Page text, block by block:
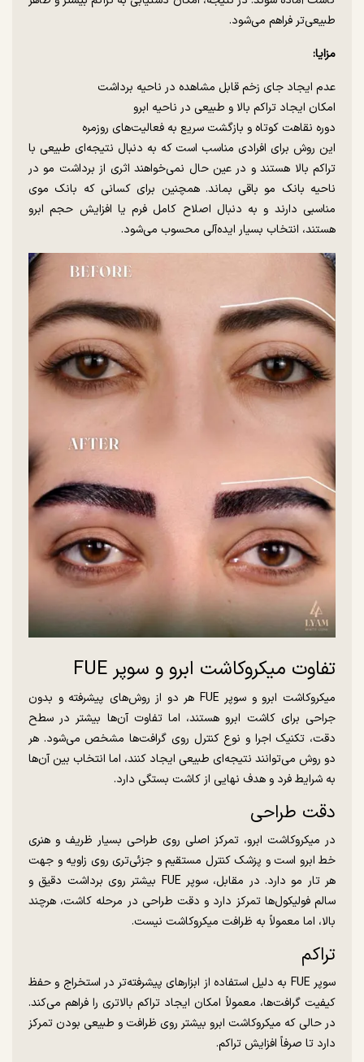
طبیعی‌تر فراهم می‌شود.
مزایا:
عدم ایجاد جای زخم قابل مشاهده در ناحیه برداشت
امکان ایجاد تراکم بالا و طبیعی در ناحیه ابرو
دوره نقاهت کوتاه و بازگشت سریع به فعالیت‌های روزمره
این روش برای افرادی مناسب است که به دنبال نتیجه‌ای طبیعی با
تراکم بالا هستند و در عین حال نمی‌خواهند اثری از برداشت مو در
ناحیه بانک مو باقی بماند. همچنین برای کسانی که بانک موی
مناسبی دارند و به دنبال اصلاح کامل فرم یا افزایش حجم ابرو
هستند، انتخاب بسیار ایده‌آلی محسوب می‌شود.
تفاوت میکروکاشت ابرو و سوپر FUE
میکروکاشت ابرو و سوپر FUE هر دو از روش‌های پیشرفته و بدون
جراحی برای کاشت ابرو هستند، اما تفاوت آن‌ها بیشتر در سطح
دقت، تکنیک اجرا و نوع کنترل روی گرافت‌ها مشخص می‌شود. هر
دو روش می‌توانند نتیجه‌ای طبیعی ایجاد کنند، اما انتخاب بین آن‌ها
به شرایط فرد و هدف نهایی از کاشت بستگی دارد.
دقت طراحی
در میکروکاشت ابرو، تمرکز اصلی روی طراحی بسیار ظریف و هنری
خط ابرو است و پزشک کنترل مستقیم و جزئی‌تری روی زاویه و جهت
هر تار مو دارد. در مقابل، سوپر FUE بیشتر روی برداشت دقیق و
سالم فولیکول‌ها تمرکز دارد و دقت طراحی در مرحله کاشت، هرچند
بالا، اما معمولاً به ظرافت میکروکاشت نیست.
تراکم
سوپر FUE به دلیل استفاده از ابزارهای پیشرفته‌تر در استخراج و حفظ
کیفیت گرافت‌ها، معمولاً امکان ایجاد تراکم بالاتری را فراهم می‌کند.
در حالی که میکروکاشت ابرو بیشتر روی ظرافت و طبیعی بودن تمرکز
دارد تا صرفاً افزایش تراکم.